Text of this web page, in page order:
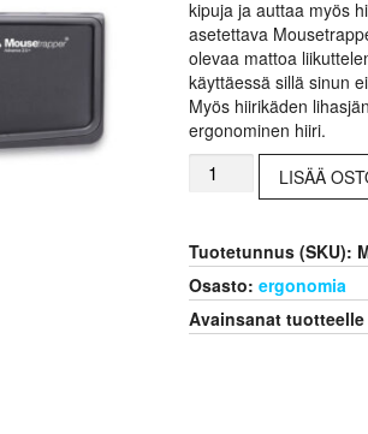
kipuja ja auttaa myös
asetettava
olevaa mattoa
käyttäessä sillä sinun
Myös hiirikäden
ergonominen hiiri.
Mousetrapper
hiiri
hiirikäsi
hoito
apu
LISÄÄ
Tuotetunnus (SKU):
Osasto: ergonomia
Avainsanat tuotteelle